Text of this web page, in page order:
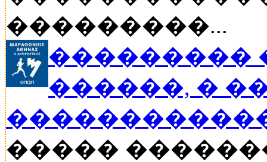
���������...
���������
������, �
�����